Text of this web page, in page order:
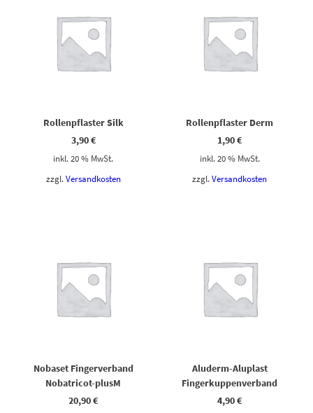
Rollenpflaster Silk
3,90€
inkl. 20 % MwSt.
zzgl. Versandkosten
Rollenpflaster Derm
1,90€
inkl. 20 % MwSt.
zzgl.Versandkosten
Nobaset Fingerverband
Nobatricot-plusM
20,90€
Aluderm-Aluplast
Fingerkuppenverband
4,90€